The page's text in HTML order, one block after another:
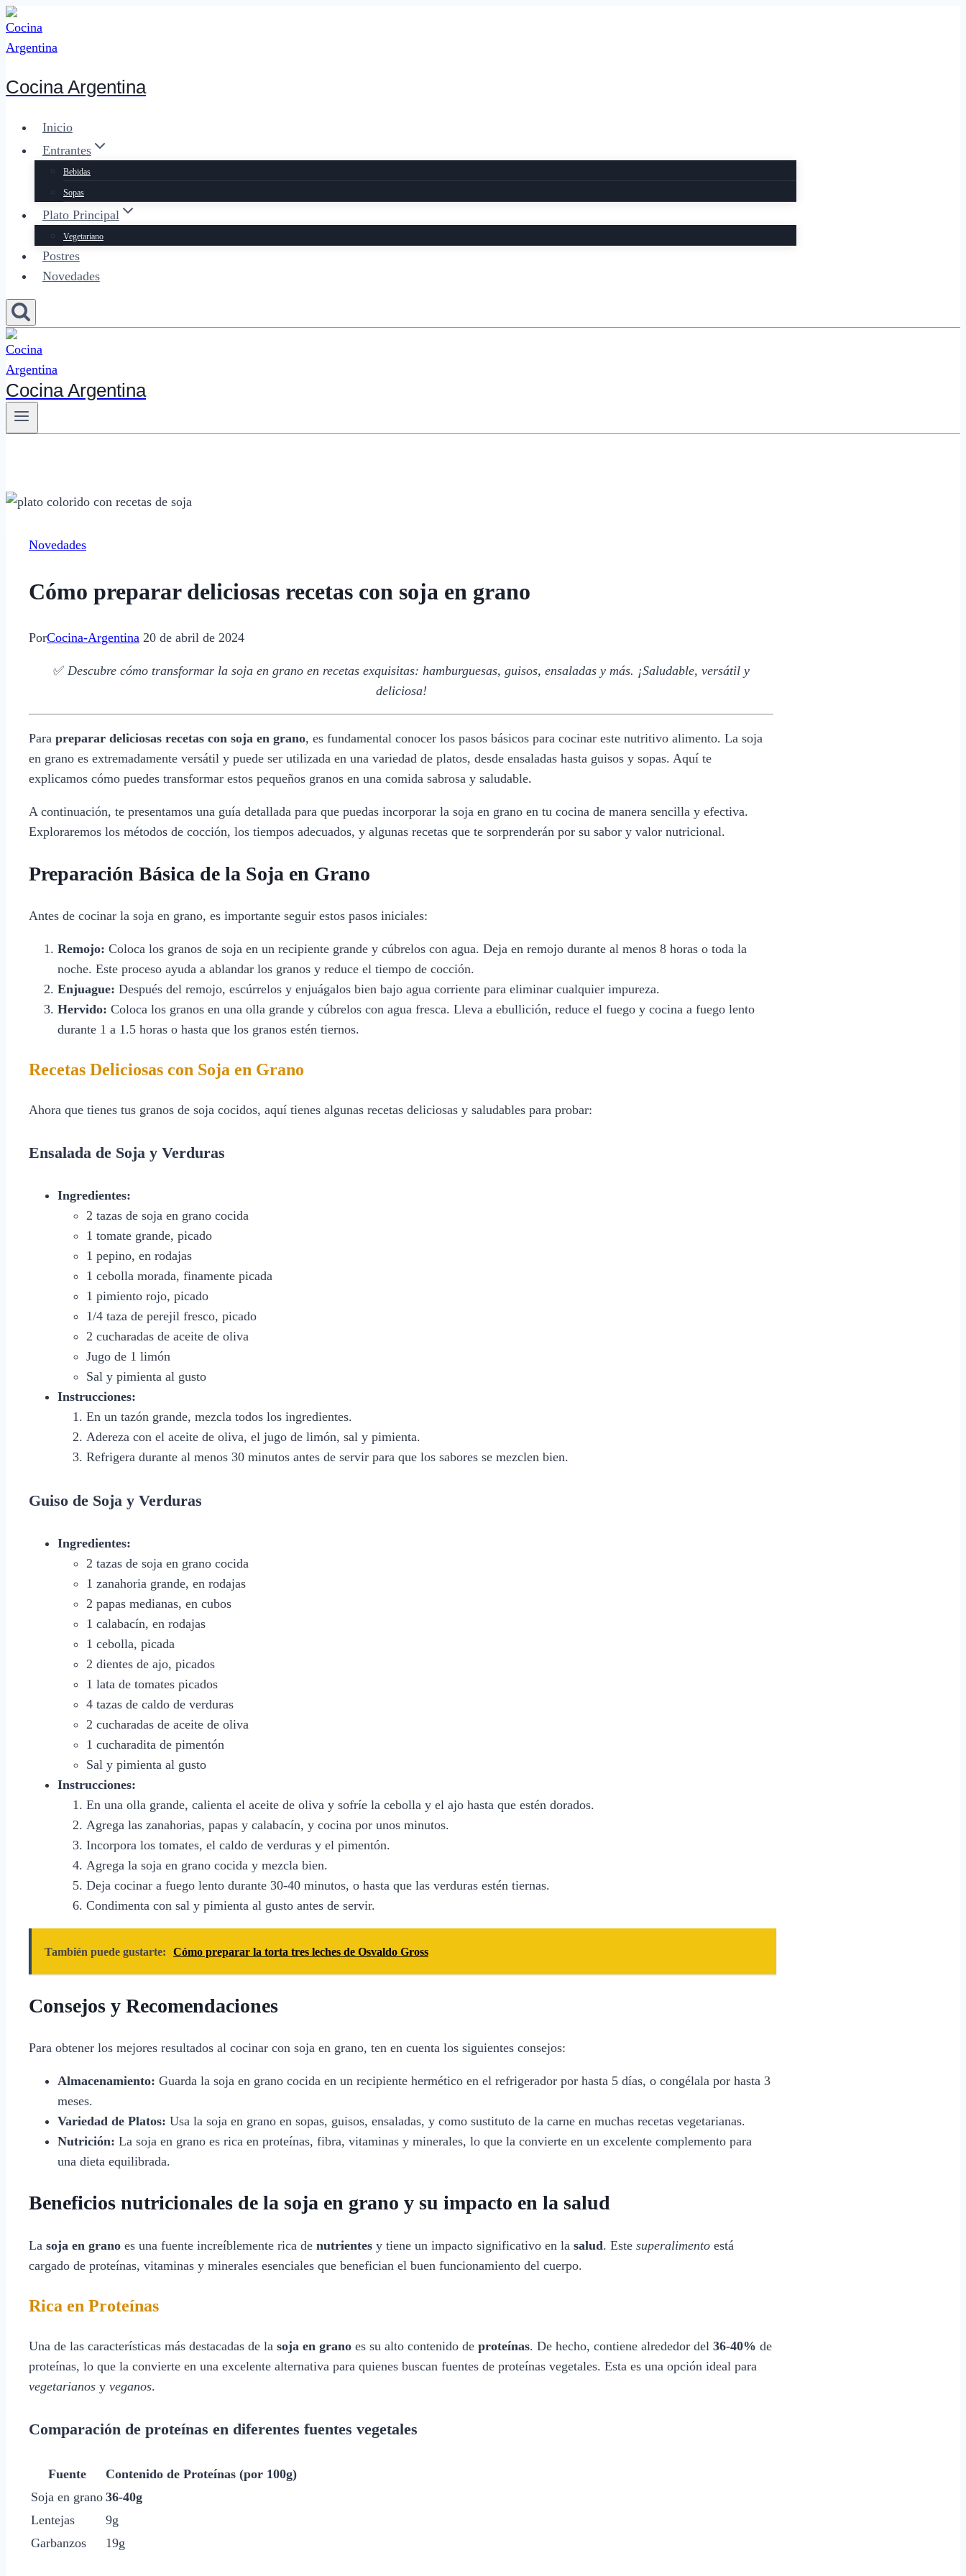
Saltar
al
contenido
Cocina Argentina
Inicio
Entrantes
Bebidas
Sopas
Plato Principal
Vegetariano
Postres
Novedades
Cocina Argentina
Novedades
Cómo preparar deliciosas recetas con soja en grano
PorCocina-Argentina 20 de abril de 2024
✅ Descubre cómo transformar la soja en grano en recetas exquisitas: hamburguesas, guisos, ensaladas y más. ¡Saludable, versátil y
deliciosa!
Para preparar deliciosas recetas con soja en grano, es fundamental conocer los pasos básicos para cocinar este nutritivo alimento. La soja
en grano es extremadamente versátil y puede ser utilizada en una variedad de platos, desde ensaladas hasta guisos y sopas. Aquí te
explicamos cómo puedes transformar estos pequeños granos en una comida sabrosa y saludable.
A continuación, te presentamos una guía detallada para que puedas incorporar la soja en grano en tu cocina de manera sencilla y efectiva.
Exploraremos los métodos de cocción, los tiempos adecuados, y algunas recetas que te sorprenderán por su sabor y valor nutricional.
Preparación Básica de la Soja en Grano
Antes de cocinar la soja en grano, es importante seguir estos pasos iniciales:
Remojo: Coloca los granos de soja en un recipiente grande y cúbrelos con agua. Deja en remojo durante al menos 8 horas o toda la
noche. Este proceso ayuda a ablandar los granos y reduce el tiempo de cocción.
Enjuague: Después del remojo, escúrrelos y enjuágalos bien bajo agua corriente para eliminar cualquier impureza.
Hervido: Coloca los granos en una olla grande y cúbrelos con agua fresca. Lleva a ebullición, reduce el fuego y cocina a fuego lento
durante 1 a 1.5 horas o hasta que los granos estén tiernos.
Recetas Deliciosas con Soja en Grano
Ahora que tienes tus granos de soja cocidos, aquí tienes algunas recetas deliciosas y saludables para probar:
Ensalada de Soja y Verduras
Ingredientes:
2 tazas de soja en grano cocida
1 tomate grande, picado
1 pepino, en rodajas
1 cebolla morada, finamente picada
1 pimiento rojo, picado
1/4 taza de perejil fresco, picado
2 cucharadas de aceite de oliva
Jugo de 1 limón
Sal y pimienta al gusto
Instrucciones:
En un tazón grande, mezcla todos los ingredientes.
Adereza con el aceite de oliva, el jugo de limón, sal y pimienta.
Refrigera durante al menos 30 minutos antes de servir para que los sabores se mezclen bien.
Guiso de Soja y Verduras
Ingredientes:
2 tazas de soja en grano cocida
1 zanahoria grande, en rodajas
2 papas medianas, en cubos
1 calabacín, en rodajas
1 cebolla, picada
2 dientes de ajo, picados
1 lata de tomates picados
4 tazas de caldo de verduras
2 cucharadas de aceite de oliva
1 cucharadita de pimentón
Sal y pimienta al gusto
Instrucciones:
En una olla grande, calienta el aceite de oliva y sofríe la cebolla y el ajo hasta que estén dorados.
Agrega las zanahorias, papas y calabacín, y cocina por unos minutos.
Incorpora los tomates, el caldo de verduras y el pimentón.
Agrega la soja en grano cocida y mezcla bien.
Deja cocinar a fuego lento durante 30-40 minutos, o hasta que las verduras estén tiernas.
Condimenta con sal y pimienta al gusto antes de servir.
También puede gustarte: Cómo preparar la torta tres leches de Osvaldo Gross
Consejos y Recomendaciones
Para obtener los mejores resultados al cocinar con soja en grano, ten en cuenta los siguientes consejos:
Almacenamiento: Guarda la soja en grano cocida en un recipiente hermético en el refrigerador por hasta 5 días, o congélala por hasta 3
meses.
Variedad de Platos: Usa la soja en grano en sopas, guisos, ensaladas, y como sustituto de la carne en muchas recetas vegetarianas.
Nutrición: La soja en grano es rica en proteínas, fibra, vitaminas y minerales, lo que la convierte en un excelente complemento para
una dieta equilibrada.
Beneficios nutricionales de la soja en grano y su impacto en la salud
La soja en grano es una fuente increíblemente rica de nutrientes y tiene un impacto significativo en la salud. Este superalimento está
cargado de proteínas, vitaminas y minerales esenciales que benefician el buen funcionamiento del cuerpo.
Rica en Proteínas
Una de las características más destacadas de la soja en grano es su alto contenido de proteínas. De hecho, contiene alrededor del 36-40% de
proteínas, lo que la convierte en una excelente alternativa para quienes buscan fuentes de proteínas vegetales. Esta es una opción ideal para
vegetarianos y veganos.
Comparación de proteínas en diferentes fuentes vegetales
Fuente
Contenido de Proteínas (por 100g)
Soja en grano 36-40g
Lentejas
9g
Garbanzos
19g